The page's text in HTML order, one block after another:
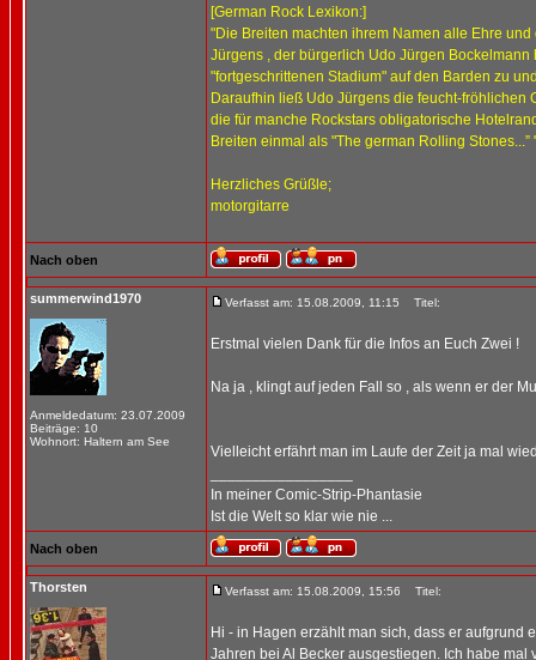
[German Rock Lexikon:]
"Die Breiten machten ihrem Namen alle Ehre
Jürgens , der bürgerlich Udo Jürgen
"fortgeschrittenen Stadium" auf den Barden zu
Daraufhin ließ Udo Jürgens die feucht-fröhlichen
die für manche Rockstars obligatorische
Breiten einmal als "The german Rolling Stones...”
Herzliches Grüßle;
motorgitarre
Nach oben
summerwind1970
Anmeldedatum: 23.07.2009
Beiträge: 10
Wohnort: Haltern am See
Verfasst am: 15.08.2009, 11:15 Titel:
Erstmal vielen Dank für die Infos an Euch Zwei !
Na ja , klingt auf jeden Fall so , als wenn er der
Vielleicht erfährt man im Laufe der Zeit ja mal
In meiner Comic-Strip-Phantasie
Ist die Welt so klar wie nie ...
Nach oben
Thorsten Verfasst am: 15.08.2009, 15:56 Titel:
Hi - in Hagen erzählt man sich, dass er aufgrund
Jahren bei Al Becker ausgestiegen. Ich habe mal